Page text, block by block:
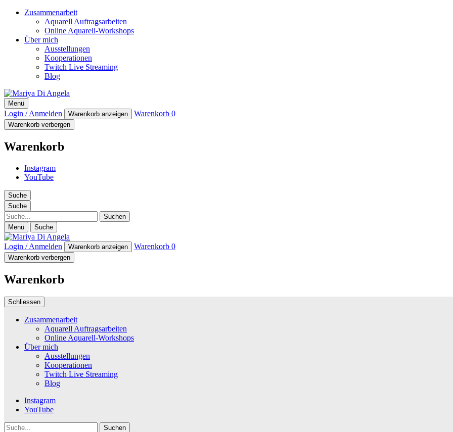
Zusammenarbeit
Aquarell Auftragsarbeiten
Online Aquarell-Workshops
Über mich
Ausstellungen
Kooperationen
Twitch Live Streaming
Blog
Mariya Di Angela
Artist
Menü
Login / Anmelden Warenkorb anzeigen Warenkorb 0
Warenkorb verbergen
Warenkorb
Instagram
YouTube
Suche
Suche
Suche
Menü Suche
Login / Anmelden Warenkorb anzeigen Warenkorb 0
Warenkorb verbergen
Warenkorb
Schliessen
Zusammenarbeit
Aquarell Auftragsarbeiten
Online Aquarell-Workshops
Über mich
Ausstellungen
Kooperationen
Twitch Live Streaming
Blog
Instagram
YouTube
Suche